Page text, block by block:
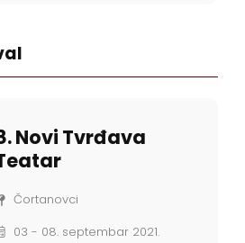
Novi Tvrđava
Čortanovci
03 - 08. septembar 2021.